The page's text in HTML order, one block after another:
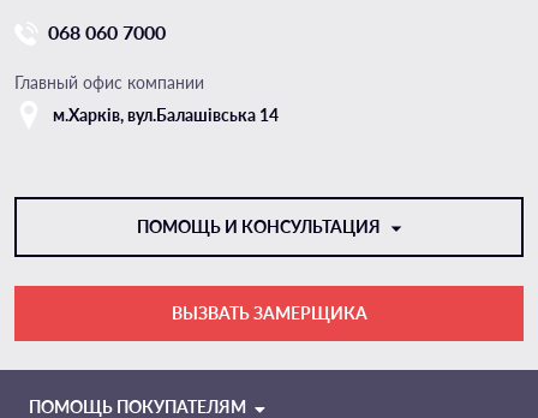
068 060 7000
Главный офис компании
м.Харкiв, вул.Балашівська 14
ПОМОЩЬ И КОНСУЛЬТАЦИЯ
TELEGRAM
ВЫЗВАТЬ ЗАМЕРЩИКА
ПОМОЩЬ ПОКУПАТЕЛЯМ